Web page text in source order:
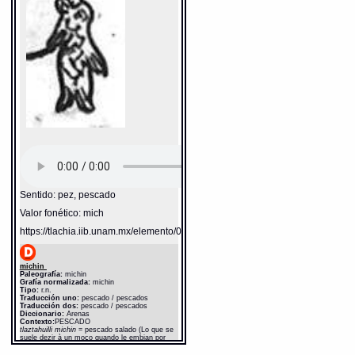
Universidad Nacional Autónoma de México
[Ciudad Universitaria, México D.F.]: 2012 [29-
08-2020]. Disponible en la Web
http://www.gdn.unam.mx/contexto/10997
Sentido: pez, pescado
Valor fonético: mich
https://tlachia.iib.unam.mx/elemento/02.03.05
michin
Paleografía:michin
Grafía normalizada:michin
Tipo:r.n.
Traducción uno:pescado / pescados
Traducción dos:pescado / pescados
Diccionario: Arenas
Contexto:PESCADO
tlaztahuilli michin = pescado salado (Lo que se
suele dezir à un moço quando le embian por
comida a la plaça: 1, 16)